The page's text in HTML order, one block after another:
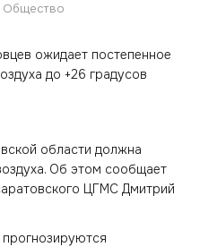
Общество
области должна
Об этом сообщает
ЦГМС Дмитрий